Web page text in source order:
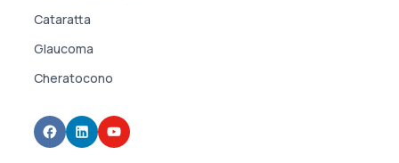
Cataratta
Glaucoma
Cheratocono